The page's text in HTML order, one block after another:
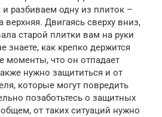
разбиваем одну из плиток –
Двигаясь сверху вниз,
старой плитки вам на руки
знаете, как крепко держится
моменты, что он отпадает
нужно защититься и от
которые могут повредить
позаботьтесь о защитных
от таких ситуаций нужно